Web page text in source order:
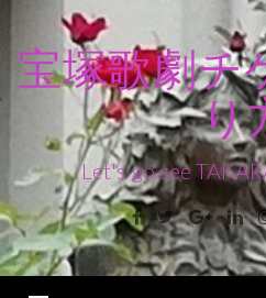
ン
ス
キ
ッ
宝塚歌劇チ
り
Let's go see
Facebook
Twitter